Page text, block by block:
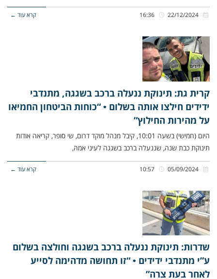
קרא עוד ←
קרית גת: תינוקת ננעלה ברכב בשגגה, מתנדבי
ידידים חילצו אותה בשלום • “כוחות הביטחון החמיאו
על מהירות החילוץ”
היום (חמישי) בשעה 10:01, קיבל מנהל מוקד דרום, שי סופר, קריאה אודות
תינוקת כבת שנה, שננעלה ברכב בשגגה לעיני אמהּ,
קרא עוד ←
שדרות: תינוקת ננעלה ברכב בשגגה וחולצה בשלום
ע”י מתנדבי ידידים • “זו תחושה מדהימה לסייע
לאחר בעת צרה”